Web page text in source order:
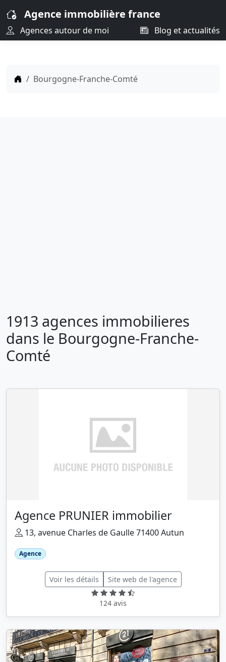
Agence immobilière france
Agences autour de moi Blog et actualités
Bourgogne-Franche-Comté
1913 agences immobilieres
dans le Bourgogne-Franche-
Comté
Agence PRUNIER immobilier
13, avenue Charles de Gaulle 71400 Autun
Agence
Voir les détails Site web de l'agence
124 avis